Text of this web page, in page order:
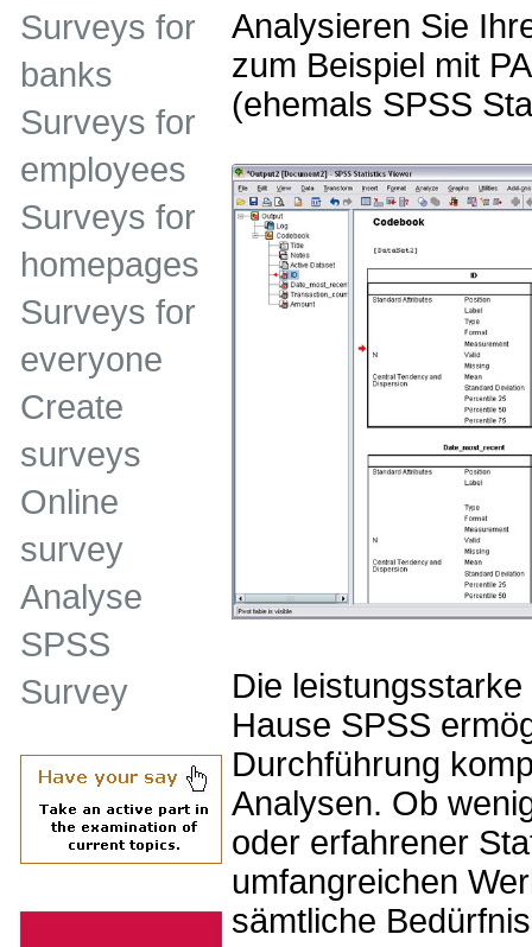
Analysieren Sie
zum Beispiel mit
(ehemals SPSS
Die
Hause SPSS
Durchführung
Analysen. Ob
oder erfahrener
umfangreichen
sämtliche
Surveys for
banks
Surveys for
employees
Surveys for
homepages
Surveys for
everyone
Create
surveys
Online
survey
Analyse
SPSS
Survey